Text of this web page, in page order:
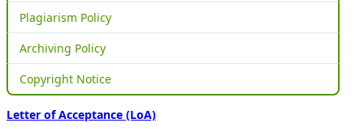
Plagiarism Policy
Archiving Policy
Copyright Notice
Letter of Acceptance (LoA)